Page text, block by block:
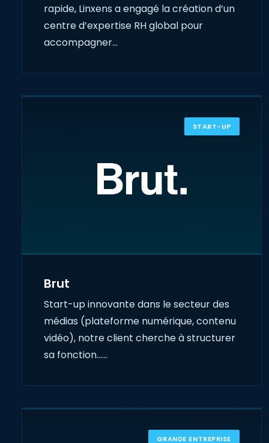
rapide, Linxens a engagé la création d’un
centre d’expertise RH global pour
accompagner…
START-UP
Brut
Start-up innovante dans le secteur des
médias (plateforme numérique, contenu
vidéo), notre client cherche à structurer
sa fonction……
GRANDE ENTREPRISE